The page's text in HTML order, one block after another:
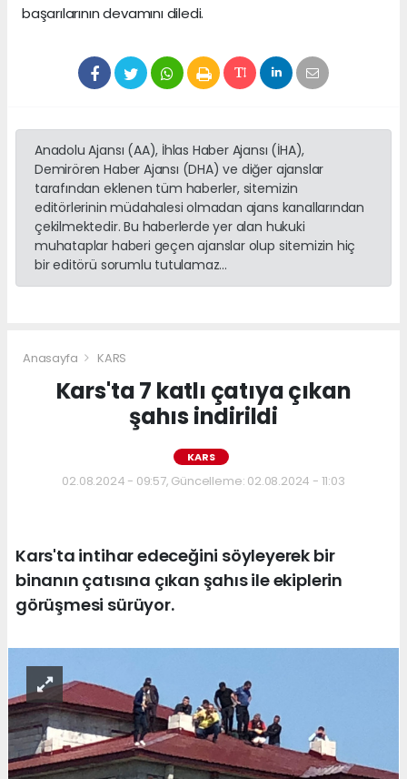
başarılarının devamını diledi.
Anadolu Ajansı (AA), İhlas Haber Ajansı (İHA),
Demirören Haber Ajansı (DHA) ve diğer ajanslar
tarafından eklenen tüm haberler, sitemizin
editörlerinin müdahalesi olmadan ajans kanallarından
çekilmektedir. Bu haberlerde yer alan hukuki
muhataplar haberi geçen ajanslar olup sitemizin hiç
bir editörü sorumlu tutulamaz...
Anasayfa KARS
Kars'ta 7 katlı çatıya çıkan
şahıs indirildi
KARS
02.08.2024 - 09:57, Güncelleme: 02.08.2024 - 11:03
Kars'ta intihar edeceğini söyleyerek bir
binanın çatısına çıkan şahıs ile ekiplerin
görüşmesi sürüyor.